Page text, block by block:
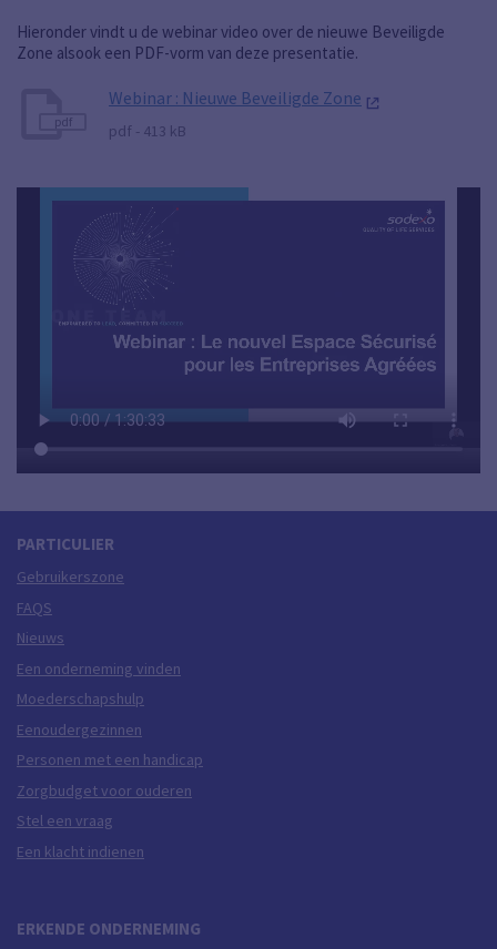
Hieronder vindt u de webinar video over de nieuwe Beveiligde
Zone alsook een PDF-vorm van deze presentatie.
pdf
Webinar : Nieuwe Beveiligde Zone
pdf - 413 kB
PARTICULIER
Gebruikerszone
FAQS
Nieuws
Een onderneming vinden
Moederschapshulp
Eenoudergezinnen
Personen met een handicap
Zorgbudget voor ouderen
Stel een vraag
Een klacht indienen
ERKENDE ONDERNEMING